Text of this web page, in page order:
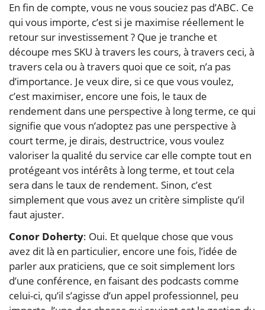
En fin de compte, vous ne vous souciez pas d’ABC. Ce
qui vous importe, c’est si je maximise réellement le
retour sur investissement ? Que je tranche et
découpe mes SKU à travers les cours, à travers ceci, à
travers cela ou à travers quoi que ce soit, n’a pas
d’importance. Je veux dire, si ce que vous voulez,
c’est maximiser, encore une fois, le taux de
rendement dans une perspective à long terme, ce qui
signifie que vous n’adoptez pas une perspective à
court terme, je dirais, destructrice, vous voulez
valoriser la qualité du service car elle compte tout en
protégeant vos intérêts à long terme, et tout cela
sera dans le taux de rendement. Sinon, c’est
simplement que vous avez un critère simpliste qu’il
faut ajuster.
Conor Doherty: Oui. Et quelque chose que vous
avez dit là en particulier, encore une fois, l’idée de
parler aux praticiens, que ce soit simplement lors
d’une conférence, en faisant des podcasts comme
celui-ci, qu’il s’agisse d’un appel professionnel, peu